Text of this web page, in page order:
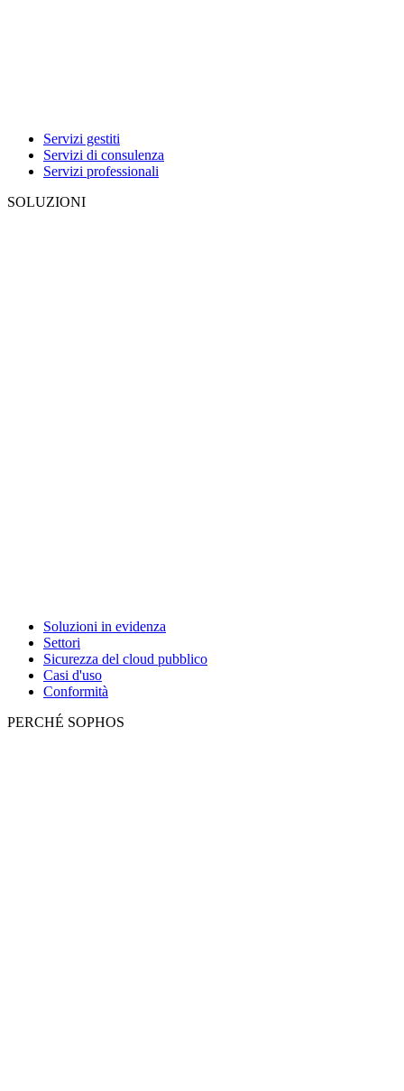
Servizi gestiti
Servizi di consulenza
Servizi professionali
SOLUZIONI
Soluzioni in evidenza
Settori
Sicurezza del cloud pubblico
Casi d'uso
Conformità
PERCHÉ SOPHOS